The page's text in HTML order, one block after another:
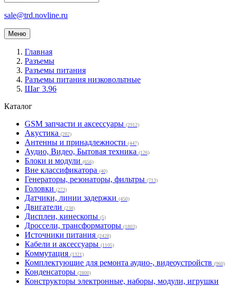
sale@trd.novline.ru
Меню
Главная
Разъемы
Разъемы питания
Разъемы питания низковольтные
Шаг 3.96
Каталог
GSM запчасти и аксессуары (2912)
Акустика (282)
Антенны и принадлежности (447)
Аудио, Видео, Бытовая техника (126)
Блоки и модули (656)
Вне классификатора (40)
Генераторы, резонаторы, фильтры (713)
Головки (273)
Датчики, линии задержки (450)
Двигатели (238)
Дисплеи, кинескопы (5)
Дроссели, трансформаторы (1803)
Источники питания (2428)
Кабели и аксессуары (1105)
Коммутация (1321)
Комплектующие для ремонта аудио-, видеоустройств (960)
Конденсаторы (2800)
Конструкторы электронные, наборы, модули, игрушки